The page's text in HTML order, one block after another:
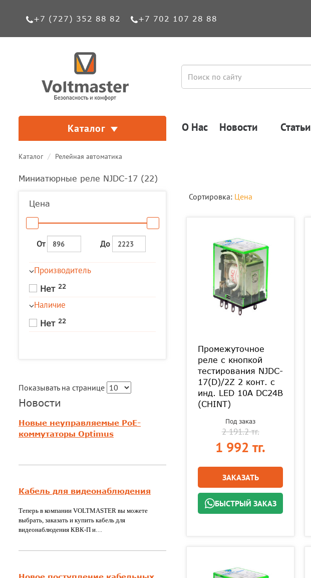
+7 (727) 352 88 82 +7 702 107 28 88
Каталог О Нас Новости Статьи
Каталог Релейная автоматика
Миниатюрные реле NJDC-17 (22)
Цена
От До
Производитель
Нет 22
Наличие
Нет 22
Показывать на странице
Новости
Новые неуправляемые PoE-
коммутаторы Optimus
Кабель для видеонаблюдения
Теперь в компании VOLTMASTER вы можете
выбрать, заказать и купить кабель для
видеонаблюдения КВК-П и…
Сортировка: Цена
Промежуточное
реле с кнопкой
тестирования NJDC-
17(D)/2Z 2 конт. с
инд. LED 10А DC24В
(CHINT)
Под заказ
2 191.2 тг.
1 992 тг.
ЗАКАЗАТЬ
БЫСТРЫЙ ЗАКАЗ